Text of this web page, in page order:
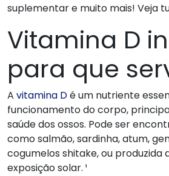
suplementar e muito mais! Veja
Vitamina D
para que
A vitamina Dé um nutriente
funcionamento do corpo,
saúde dos ossos. Pode ser
como salmão, sardinha, atum,
cogumelos shitake, ou produzida
exposição solar. ¹